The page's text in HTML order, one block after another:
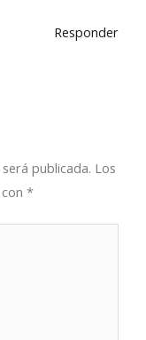
Responder
publicada. Los
con*